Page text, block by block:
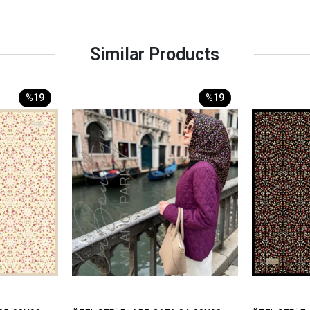
Similar Products
%19 %19